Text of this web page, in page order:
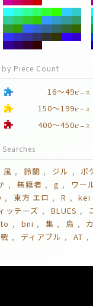
by Piece Count
16～49ピース
150～199ピース
400～450ピース
風 鈴蘭 ジル ポ
無籍者 g ワー
東方 エロ R kei
ッチーズ BLUES
bni 集 鳥
ディアブル AT